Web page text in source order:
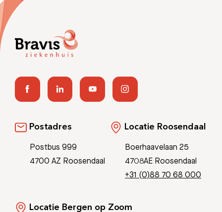
Postadres
Postbus 999
4700 AZ Roosendaal
Locatie Roosendaal
Boerhaavelaan 25
4708AE Roosendaal
+31 (0)88 70 68 000
Locatie Bergen op Zoom